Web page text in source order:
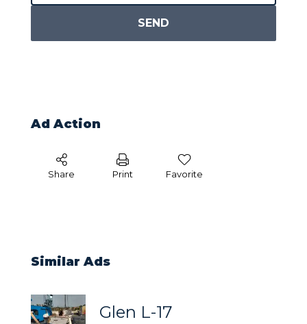
SEND
Ad Action
Share Print Favorite
Similar Ads
Glen L-17